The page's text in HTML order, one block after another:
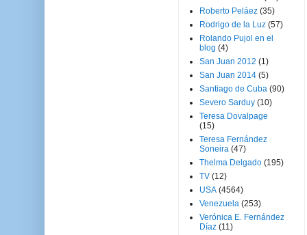
Roberto Peláez (35)
Rodrigo de la Luz (57)
Rolando Pujol en el
blog (4)
San Juan 2012 (1)
San Juan 2014 (5)
Santiago de Cuba (90)
Severo Sarduy (10)
Teresa Dovalpage
(15)
Teresa Fernández
Soneira (47)
Thelma Delgado (195)
TV (12)
USA (4564)
Venezuela (253)
Verónica E. Fernández
Díaz (11)